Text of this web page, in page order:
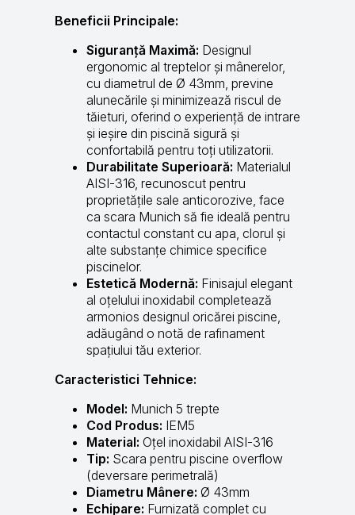
Beneficii Principale:
Siguranță Maximă: Designul
ergonomic al treptelor și mânerelor,
cu diametrul de Ø 43mm, previne
alunecările și minimizează riscul de
tăieturi, oferind o experiență de intrare
și ieșire din piscină sigură și
confortabilă pentru toți utilizatorii.
Durabilitate Superioară: Materialul
AISI-316, recunoscut pentru
proprietățile sale anticorozive, face
ca scara Munich să fie ideală pentru
contactul constant cu apa, clorul și
alte substanțe chimice specifice
piscinelor.
Estetică Modernă: Finisajul elegant
al oțelului inoxidabil completează
armonios designul oricărei piscine,
adăugând o notă de rafinament
spațiului tău exterior.
Caracteristici Tehnice:
Model: Munich 5 trepte
Cod Produs: IEM5
Material: Oțel inoxidabil AISI-316
Tip: Scara pentru piscine overflow
(deversare perimetrală)
Diametru Mânere: Ø 43mm
Echipare: Furnizată complet cu